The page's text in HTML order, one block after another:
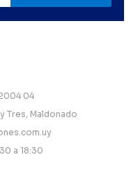
04
Tres, Maldonado
a 18:30